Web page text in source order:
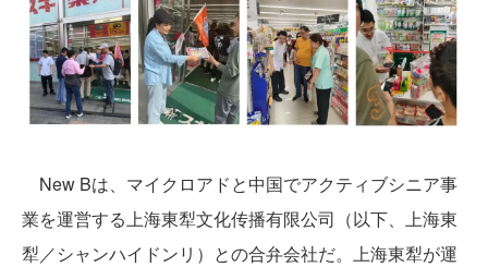
New Bは、マイクロアドと中国でアクティブシニア事
業を運営する上海東犁文化传播有限公司（以下、上海東
犁／シャンハイドンリ）との合弁会社だ。上海東犁が運